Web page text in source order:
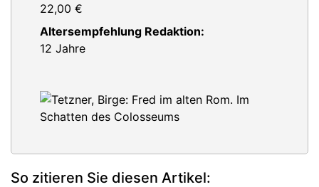
22,00 €
Altersempfehlung Redaktion:
12 Jahre
So zitieren Sie diesen Artikel: